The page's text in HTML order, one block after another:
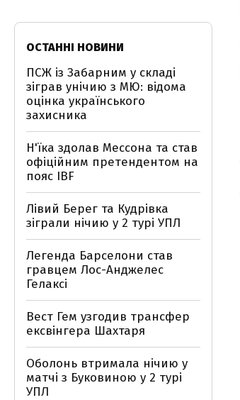
ОСТАННІ НОВИНИ
ПСЖ із Забарним у складі
зіграв унічию з МЮ: відома
оцінка українського
захисника
Н'їка здолав Мессона та став
офіційним претендентом на
пояс IBF
Лівий Берег та Кудрівка
зіграли нічию у 2 турі УПЛ
Легенда Барселони став
гравцем Лос-Анджелес
Гелаксі
Вест Гем узгодив трансфер
ексвінгера Шахтаря
Оболонь втримала нічию у
матчі з Буковиною у 2 турі
УПЛ